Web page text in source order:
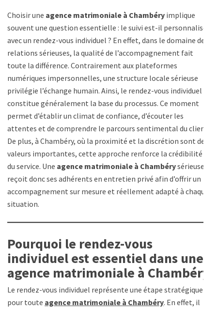
Choisir une agence matrimoniale à Chambéry implique
souvent une question essentielle : le suivi est-il personnalisé,
avec un rendez-vous individuel ? En effet, dans le domaine des
relations sérieuses, la qualité de l’accompagnement fait
toute la différence. Contrairement aux plateformes
numériques impersonnelles, une structure locale sérieuse
privilégie l’échange humain. Ainsi, le rendez-vous individuel
constitue généralement la base du processus. Ce moment
permet d’établir un climat de confiance, d’écouter les
attentes et de comprendre le parcours sentimental du client.
De plus, à Chambéry, où la proximité et la discrétion sont des
valeurs importantes, cette approche renforce la crédibilité
du service. Une agence matrimoniale à Chambérysérieuse
reçoit donc ses adhérents en entretien privé afin d’offrir un
accompagnement sur mesure et réellement adapté à chaque
situation.
Pourquoi le rendez-vous
individuel est essentiel dans une
agence matrimoniale à Chambéry
Le rendez-vous individuel représente une étape stratégique
pour toute agence matrimoniale à Chambéry. En effet, il